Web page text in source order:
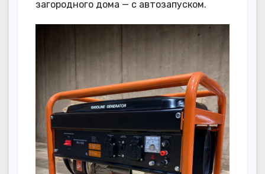
загородного дома — с автозапуском.